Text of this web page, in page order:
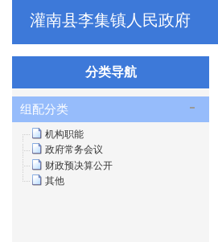
灌南县李集镇人民政府
分类导航
组配分类
机构职能
政府常务会议
财政预决算公开
其他